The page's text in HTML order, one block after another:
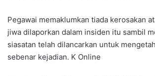
Pegawai memaklumkan tiada kerosakan
jiwa dilaporkan dalam insiden itu sambil
siasatan telah dilancarkan untuk
sebenar kejadian. K Online